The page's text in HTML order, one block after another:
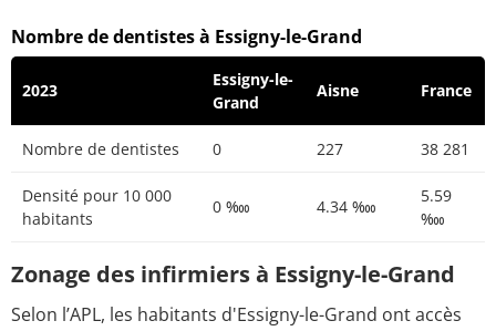
Nombre de dentistes à Essigny-le-Grand
2023
Essigny-le-
Grand
Aisne France
Nombre de dentistes 0 227 38 281
Densité pour 10 000
habitants
0 ‱ 4.34 ‱
5.59
‱
Zonage des infirmiers à Essigny-le-Grand
Selon l’APL, les habitants d'Essigny-le-Grand ont accès